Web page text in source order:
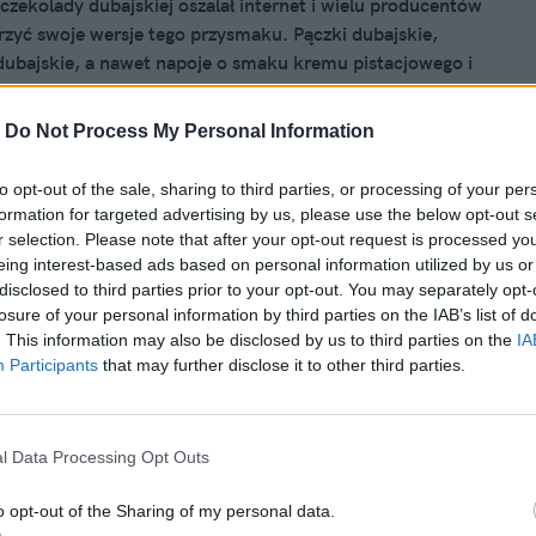
Do Not Process My Personal Information
opt-out of the sale, sharing to third parties, or processing of your
for targeted advertising by us, please use the below opt-out
selection. Please note that after your opt-out request is processed
interest-based ads based on personal information utilized by us
to third parties prior to your opt-out. You may separately
of your personal information by third parties on the IAB’s list of
This information may also be disclosed by us to third parties on the
Participants that may further disclose it to other third parties.
Data Processing Opt Outs
opt-out of the Sharing of my personal data.
dubajskiej oszalał internet i wielu producentów
swoje wersje tego przysmaku. Pączki dubajskie,
a nawet napoje o smaku kremu pistacjowego i
Ale okazuje się, że dubajska ma swoją rywalkę. Mowa o
anielskiej. W środku ma... watę cukrową. Skusicie
21:48
dubajska za grosze w Biedronce.
już ją przetestowali
to prawdziwy fenomen. Smakołyk, który uchodzi
można kupić w Biedronce za mniej niż 10 zł. Czy
już przetestowali i podzielili się z fanami swoimi
11:32